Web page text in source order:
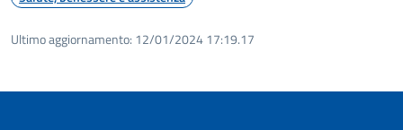
Ultimo aggiornamento: 12/01/2024 17:19.17